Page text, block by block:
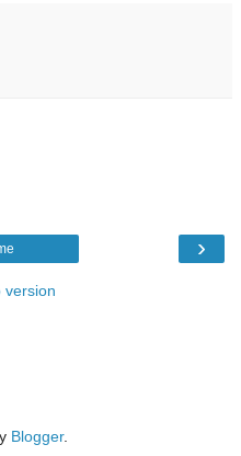
›
version
Blogger.